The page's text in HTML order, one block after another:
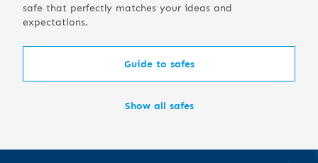
safe that perfectly matches your ideas and
expectations.
Guide to safes
Show all safes